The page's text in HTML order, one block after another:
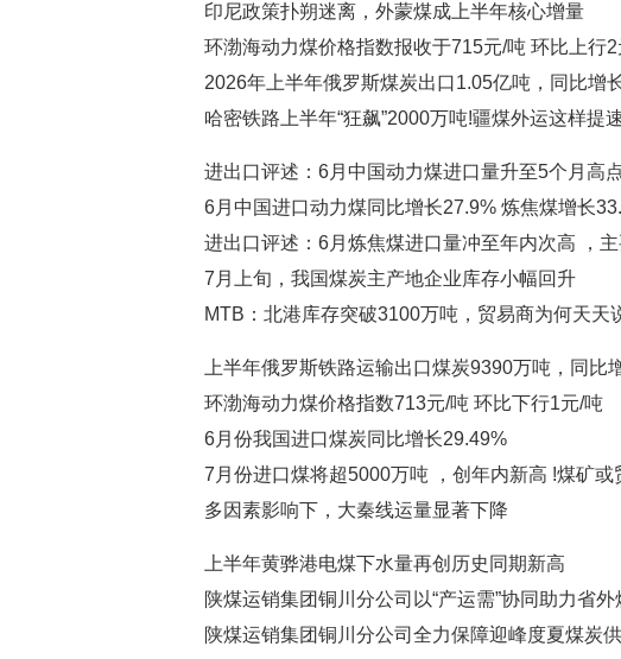
印尼政策扑朔迷离，外蒙煤成上半年核心增量
环渤海动力煤价格指数报收于715元/吨 环比上行2
2026年上半年俄罗斯煤炭出口1.05亿吨，同比增
哈密铁路上半年“狂飙”2000万吨!疆煤外运这样提
进出口评述：6月中国动力煤进口量升至5个月高
6月中国进口动力煤同比增长27.9% 炼焦煤增长
进出口评述：6月炼焦煤进口量冲至年内次高 ，
7月上旬，我国煤炭主产地企业库存小幅回升
MTB：北港库存突破3100万吨，贸易商为何天天
上半年俄罗斯铁路运输出口煤炭9390万吨，同比
环渤海动力煤价格指数713元/吨 环比下行1元/吨
6月份我国进口煤炭同比增长29.49%
7月份进口煤将超5000万吨 ，创年内新高 !煤矿或
多因素影响下，大秦线运量显著下降
上半年黄骅港电煤下水量再创历史同期新高
陕煤运销集团铜川分公司以“产运需”协同助力省
陕煤运销集团铜川分公司全力保障迎峰度夏煤炭